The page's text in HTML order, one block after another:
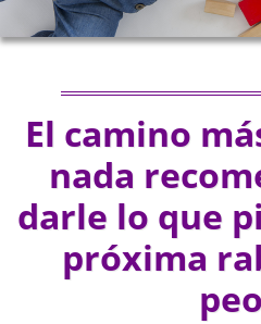
El camino
nada
darle lo que
próxima